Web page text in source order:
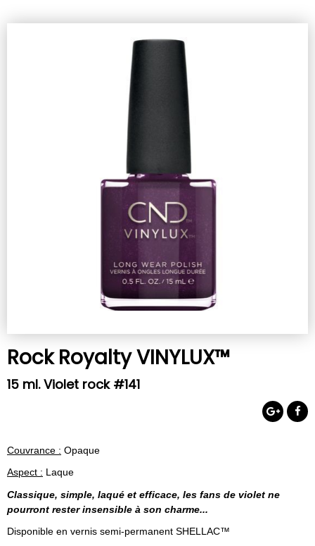
Rock Royalty VINYLUX™
15 ml. Violet rock #141
Couvrance : Opaque
Aspect : Laque
Classique, simple, laqué et efficace, les fans de violet ne
pourront rester insensible à son charme...
Disponible en vernis semi-permanent SHELLAC™